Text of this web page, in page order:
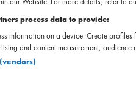
Met het
process data to provide:
information on a device. Create
and content measurement, audience